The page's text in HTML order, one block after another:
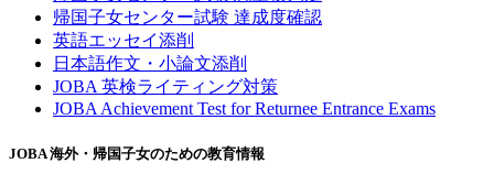
帰国子女センター試験 達成度確認
英語エッセイ添削
日本語作文・小論文添削
JOBA 英検ライティング対策
JOBA Achievement Test for Returnee Entrance Exams
JOBA 海外・帰国子女のための教育情報